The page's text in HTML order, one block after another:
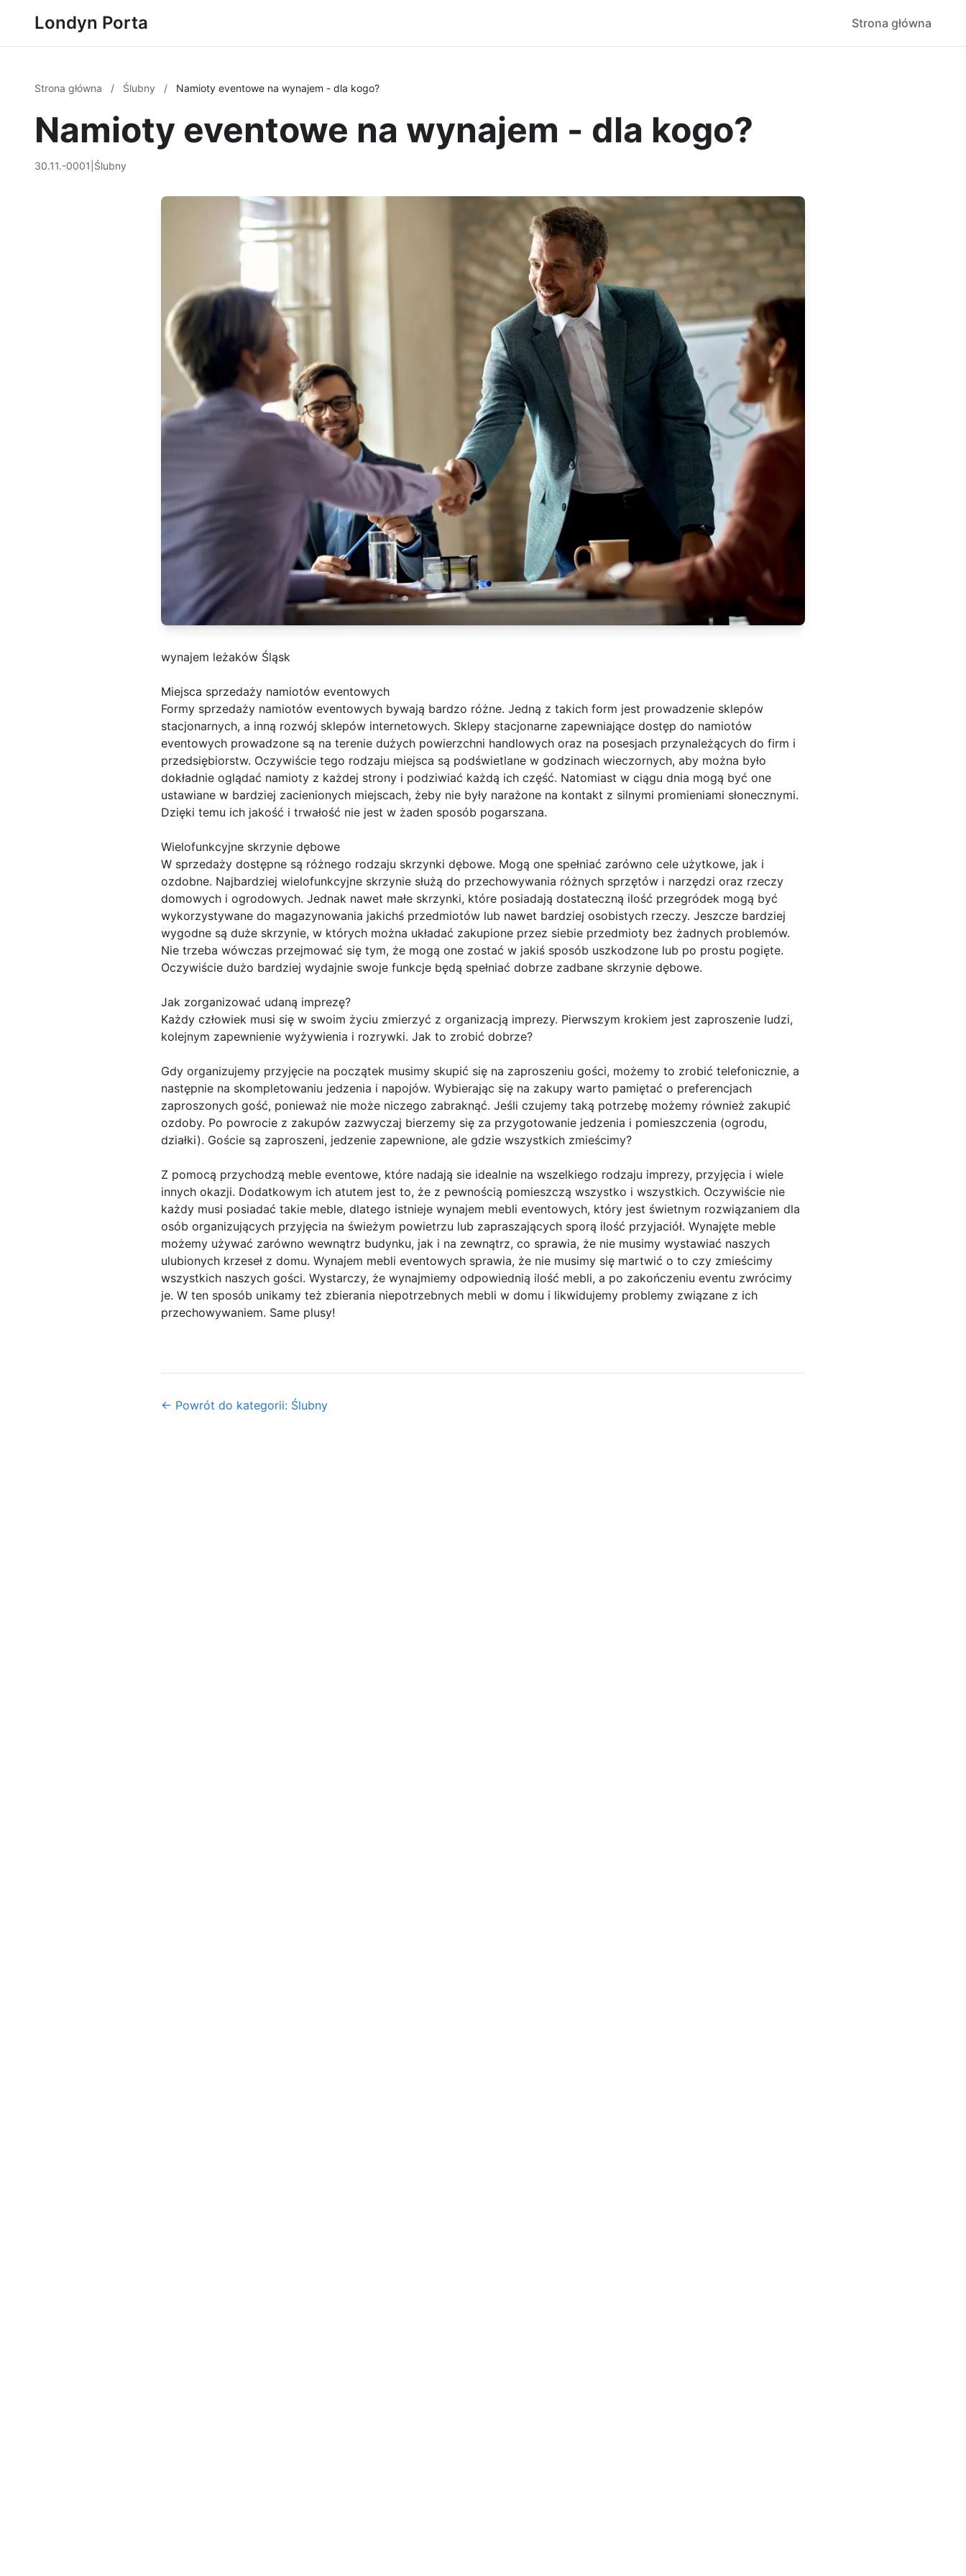
Londyn Porta Strona główna
Strona główna / Ślubny / Namioty eventowe na wynajem - dla kogo?
Namioty eventowe na wynajem - dla kogo?
30.11.-0001 Ślubny
wynajem leżaków Śląsk
Miejsca sprzedaży namiotów eventowych
Formy sprzedaży namiotów eventowych bywają bardzo różne. Jedną z takich form jest prowadzenie sklepów
stacjonarnych, a inną rozwój sklepów internetowych. Sklepy stacjonarne zapewniające dostęp do namiotów
eventowych prowadzone są na terenie dużych powierzchni handlowych oraz na posesjach przynależących do firm i
przedsiębiorstw. Oczywiście tego rodzaju miejsca są podświetlane w godzinach wieczornych, aby można było
dokładnie oglądać namioty z każdej strony i podziwiać każdą ich część. Natomiast w ciągu dnia mogą być one
ustawiane w bardziej zacienionych miejscach, żeby nie były narażone na kontakt z silnymi promieniami słonecznymi.
Dzięki temu ich jakość i trwałość nie jest w żaden sposób pogarszana.
Wielofunkcyjne skrzynie dębowe
W sprzedaży dostępne są różnego rodzaju skrzynki dębowe. Mogą one spełniać zarówno cele użytkowe, jak i
ozdobne. Najbardziej wielofunkcyjne skrzynie służą do przechowywania różnych sprzętów i narzędzi oraz rzeczy
domowych i ogrodowych. Jednak nawet małe skrzynki, które posiadają dostateczną ilość przegródek mogą być
wykorzystywane do magazynowania jakichś przedmiotów lub nawet bardziej osobistych rzeczy. Jeszcze bardziej
wygodne są duże skrzynie, w których można układać zakupione przez siebie przedmioty bez żadnych problemów.
Nie trzeba wówczas przejmować się tym, że mogą one zostać w jakiś sposób uszkodzone lub po prostu pogięte.
Oczywiście dużo bardziej wydajnie swoje funkcje będą spełniać dobrze zadbane skrzynie dębowe.
Jak zorganizować udaną imprezę?
Każdy człowiek musi się w swoim życiu zmierzyć z organizacją imprezy. Pierwszym krokiem jest zaproszenie ludzi,
kolejnym zapewnienie wyżywienia i rozrywki. Jak to zrobić dobrze?
Gdy organizujemy przyjęcie na początek musimy skupić się na zaproszeniu gości, możemy to zrobić telefonicznie, a
następnie na skompletowaniu jedzenia i napojów. Wybierając się na zakupy warto pamiętać o preferencjach
zaproszonych gość, ponieważ nie może niczego zabraknąć. Jeśli czujemy taką potrzebę możemy również zakupić
ozdoby. Po powrocie z zakupów zazwyczaj bierzemy się za przygotowanie jedzenia i pomieszczenia (ogrodu,
działki). Goście są zaproszeni, jedzenie zapewnione, ale gdzie wszystkich zmieścimy?
Z pomocą przychodzą meble eventowe, które nadają sie idealnie na wszelkiego rodzaju imprezy, przyjęcia i wiele
innych okazji. Dodatkowym ich atutem jest to, że z pewnością pomieszczą wszystko i wszystkich. Oczywiście nie
każdy musi posiadać takie meble, dlatego istnieje wynajem mebli eventowych, który jest świetnym rozwiązaniem dla
osób organizujących przyjęcia na świeżym powietrzu lub zapraszających sporą ilość przyjaciół. Wynajęte meble
możemy używać zarówno wewnątrz budynku, jak i na zewnątrz, co sprawia, że nie musimy wystawiać naszych
ulubionych krzeseł z domu. Wynajem mebli eventowych sprawia, że nie musimy się martwić o to czy zmieścimy
wszystkich naszych gości. Wystarczy, że wynajmiemy odpowiednią ilość mebli, a po zakończeniu eventu zwrócimy
je. W ten sposób unikamy też zbierania niepotrzebnych mebli w domu i likwidujemy problemy związane z ich
przechowywaniem. Same plusy!
← Powrót do kategorii: Ślubny